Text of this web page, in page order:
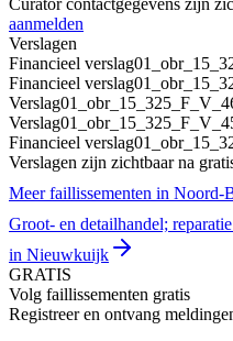
aanmelden
Verslagen
Financieel verslag
Financieel verslag
Verslag
Verslag
Financieel verslag
Verslagen zijn zichtbaar na
Meer faillissementen in Noord-
Groot- en detailhandel;
in Nieuwkuijk
GRATIS
Volg faillissementen gratis
Registreer en ontvang